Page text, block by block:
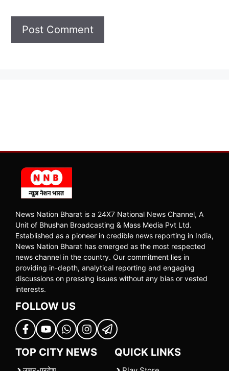
News Nation Bharat is a 24X7 National News Channel, A
Unit of Bhushan Broadcasting & Mass Media Pvt Ltd.
Established as a pioneer in credible news reporting in India,
News Nation Bharat has emerged as the most respected
news channel in the country. Our commitment lies in
providing in-depth, analytical reporting and engaging
discussions on pressing issues without any bias or vested
interests.
FOLLOW US
TOP CITY NEWS QUICK LINKS